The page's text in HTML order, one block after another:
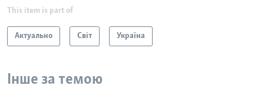
This item is part of
Актуально Світ Україна
Інше за темою